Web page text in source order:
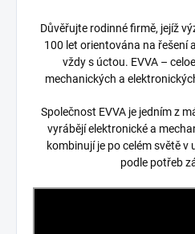
Důvěřujte rodinné firmě, jejíž
100 let orientována na řešení
vždy s úctou. EVVA –
mechanických a
Společnost EVVA je jedním z
vyrábějí elektronické a
kombinují je po celém světě
podle potřeb